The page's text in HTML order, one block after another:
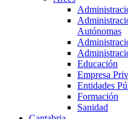
Autónomas
Educación
Empresa
Entidades
Formación
Sanidad